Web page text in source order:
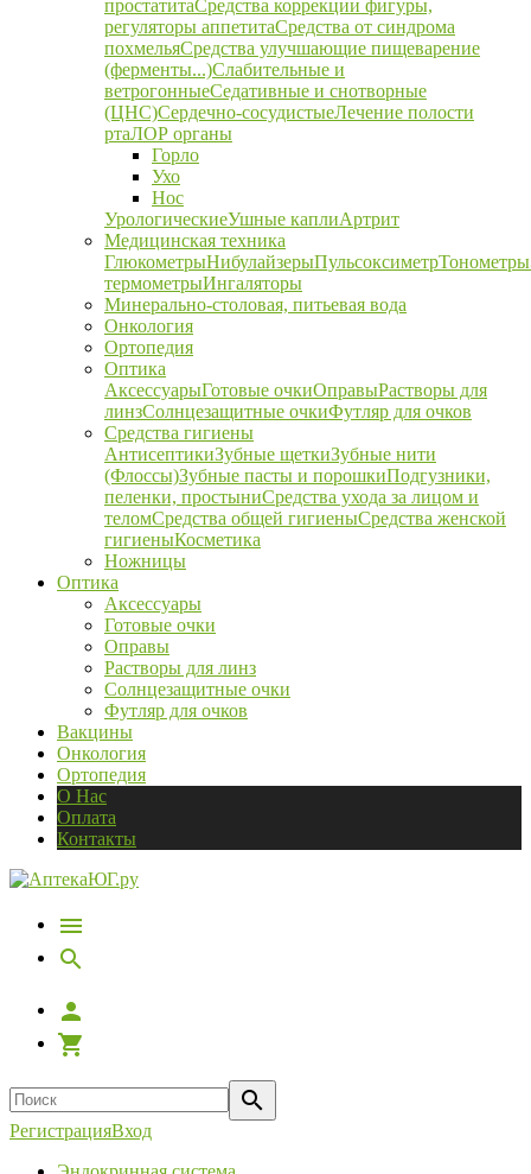
простатитаСредства коррекции фигуры,
регуляторы аппетитаСредства от синдрома
похмельяСредства улучшающие пищеварение
(ферменты...)Слабительные и
ветрогонныеСедативные и снотворные
(ЦНС)Сердечно-сосудистыеЛечение полости
ртаЛОР органы
Горло
Ухо
Нос
УрологическиеУшные каплиАртрит
Медицинская техника
ГлюкометрыНибулайзерыПульсоксиметрТонометры
термометрыИнгаляторы
Минерально-столовая, питьевая вода
Онкология
Ортопедия
Оптика
АксессуарыГотовые очкиОправыРастворы для
линзСолнцезащитные очкиФутляр для очков
Средства гигиены
АнтисептикиЗубные щеткиЗубные нити
(Флоссы)Зубные пасты и порошкиПодгузники,
пеленки, простыниСредства ухода за лицом и
теломСредства общей гигиеныСредства женской
гигиеныКосметика
Ножницы
Оптика
Аксессуары
Готовые очки
Оправы
Растворы для линз
Солнцезащитные очки
Футляр для очков
Вакцины
Онкология
Ортопедия
О Нас
Оплата
Контакты
РегистрацияВход